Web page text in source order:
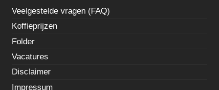
Veelgestelde vragen (FAQ)
Koffieprijzen
Folder
Vacatures
Disclaimer
Impressum